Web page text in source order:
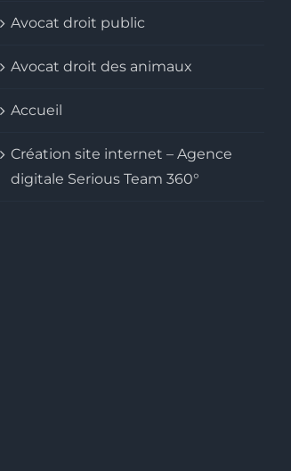
Avocat droit public
Avocat droit des animaux
Accueil
Création site internet – Agence
digitale Serious Team 360°